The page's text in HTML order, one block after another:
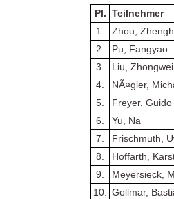
Pl. Teilnehmer
1.
Zhou,
2.
Pu, Fangyao
3.
Liu, Zhongwei
4.
NÃ¤gler,
5.
Freyer, Guido
6.
Yu, Na
7.
Frischmuth,
8.
Hoffarth,
9.
Meyersieck,
10. Gollmar,